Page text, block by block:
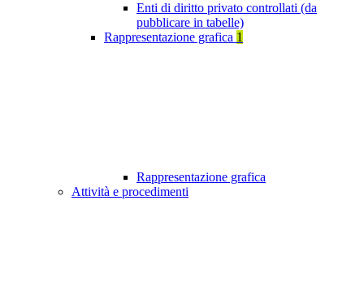
Enti di diritto privato controllati (da
pubblicare in tabelle)
Rappresentazione grafica 1
Rappresentazione grafica
Attività e procedimenti